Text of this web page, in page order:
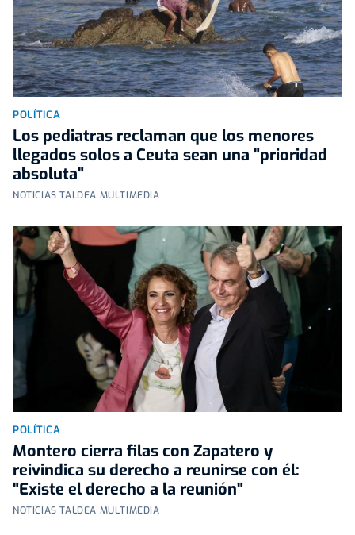
POLÍTICA
Los pediatras reclaman que los menores
llegados solos a Ceuta sean una "prioridad
absoluta"
NOTICIAS TALDEA MULTIMEDIA
POLÍTICA
Montero cierra filas con Zapatero y
reivindica su derecho a reunirse con él:
"Existe el derecho a la reunión"
NOTICIAS TALDEA MULTIMEDIA